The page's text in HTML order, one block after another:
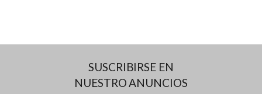
SUSCRIBIRSE EN
NUESTRO ANUNCIOS